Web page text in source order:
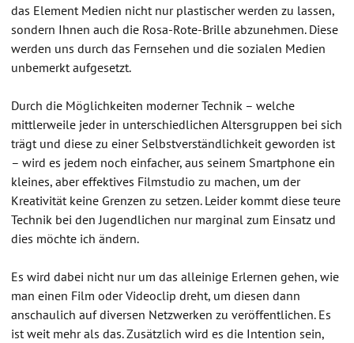
das Element Medien nicht nur plastischer werden zu lassen,
sondern Ihnen auch die Rosa-Rote-Brille abzunehmen. Diese
werden uns durch das Fernsehen und die sozialen Medien
unbemerkt aufgesetzt.
Durch die Möglichkeiten moderner Technik – welche
mittlerweile jeder in unterschiedlichen Altersgruppen bei sich
trägt und diese zu einer Selbstverständlichkeit geworden ist
– wird es jedem noch einfacher, aus seinem Smartphone ein
kleines, aber effektives Filmstudio zu machen, um der
Kreativität keine Grenzen zu setzen. Leider kommt diese teure
Technik bei den Jugendlichen nur marginal zum Einsatz und
dies möchte ich ändern.
Es wird dabei nicht nur um das alleinige Erlernen gehen, wie
man einen Film oder Videoclip dreht, um diesen dann
anschaulich auf diversen Netzwerken zu veröffentlichen. Es
ist weit mehr als das. Zusätzlich wird es die Intention sein,